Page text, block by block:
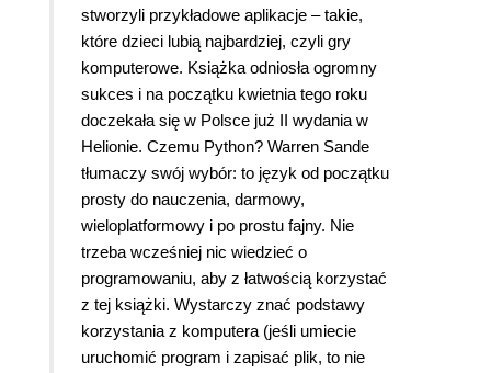
stworzyli przykładowe aplikacje – takie,
które dzieci lubią najbardziej, czyli gry
komputerowe. Książka odniosła ogromny
sukces i na początku kwietnia tego roku
doczekała się w Polsce już II wydania w
Helionie. Czemu Python? Warren Sande
tłumaczy swój wybór: to język od początku
prosty do nauczenia, darmowy,
wieloplatformowy i po prostu fajny. Nie
trzeba wcześniej nic wiedzieć o
programowaniu, aby z łatwością korzystać
z tej książki. Wystarczy znać podstawy
korzystania z komputera (jeśli umiecie
uruchomić program i zapisać plik, to nie